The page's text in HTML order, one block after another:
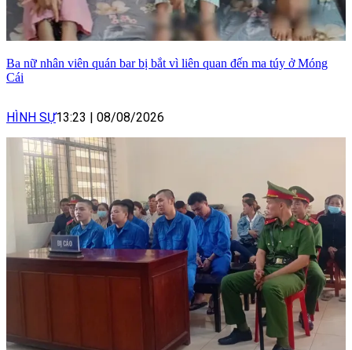
Ba nữ nhân viên quán bar bị bắt vì liên quan đến ma túy ở Móng
Cái
HÌNH SỰ13:23 08/08/2026